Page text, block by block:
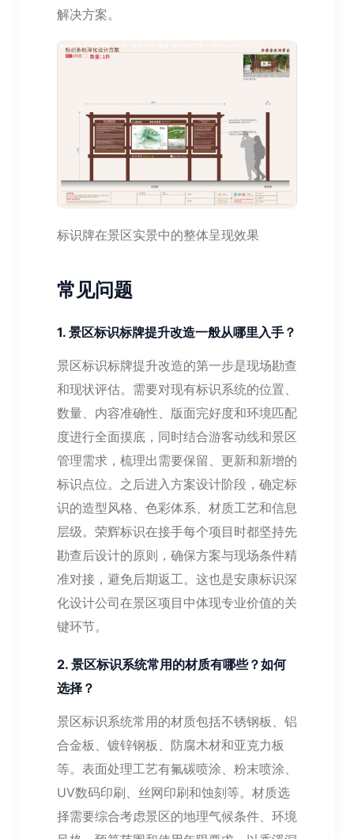
解决方案。
标识牌在景区实景中的整体呈现效果
常见问题
1. 景区标识标牌提升改造一般从哪里入手？
景区标识标牌提升改造的第一步是现场勘查
和现状评估。需要对现有标识系统的位置、
数量、内容准确性、版面完好度和环境匹配
度进行全面摸底，同时结合游客动线和景区
管理需求，梳理出需要保留、更新和新增的
标识点位。之后进入方案设计阶段，确定标
识的造型风格、色彩体系、材质工艺和信息
层级。荣辉标识在接手每个项目时都坚持先
勘查后设计的原则，确保方案与现场条件精
准对接，避免后期返工。这也是安康标识深
化设计公司在景区项目中体现专业价值的关
键环节。
2. 景区标识系统常用的材质有哪些？如何
选择？
景区标识系统常用的材质包括不锈钢板、铝
合金板、镀锌钢板、防腐木材和亚克力板
等。表面处理工艺有氟碳喷涂、粉末喷涂、
UV数码印刷、丝网印刷和蚀刻等。材质选
择需要综合考虑景区的地理气候条件、环境